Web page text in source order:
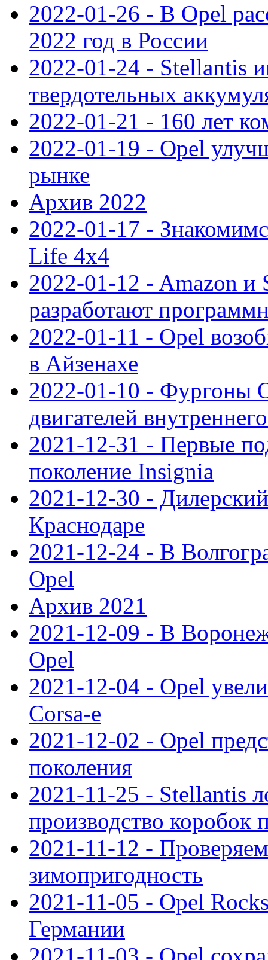
2022-01-26 - В Opel
2022 год в России
2022-01-24 - Stellantis
твердотельных
2022-01-21 - 160 лет
2022-01-19 - Opel
рынке
Архив 2022
2022-01-17 -
Life 4x4
2022-01-12 - Amazon и
разработают
2022-01-11 - Opel
в Айзенахе
2022-01-10 - Фургоны
двигателей
2021-12-31 - Первые
поколение Insignia
2021-12-30 -
Краснодаре
2021-12-24 - В
Opel
Архив 2021
2021-12-09 - В
Opel
2021-12-04 - Opel
Corsa-e
2021-12-02 - Opel
поколения
2021-11-25 - Stellantis
производство коробок
2021-11-12 -
зимопригодность
2021-11-05 - Opel
Германии